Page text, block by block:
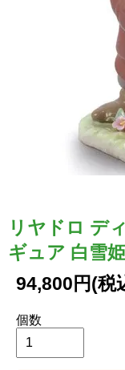
リヤドロ デ
ギュア 白雪
94,800円(税
個数